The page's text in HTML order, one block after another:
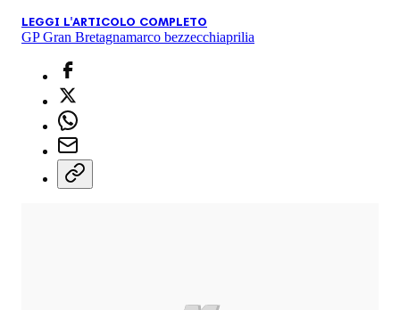
LEGGI L'ARTICOLO COMPLETO
GP Gran Bretagnamarco bezzecchiaprilia